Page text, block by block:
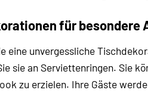
für besondere
eine unvergessliche
sie an Serviettenringen. Sie
zu erzielen. Ihre Gäste